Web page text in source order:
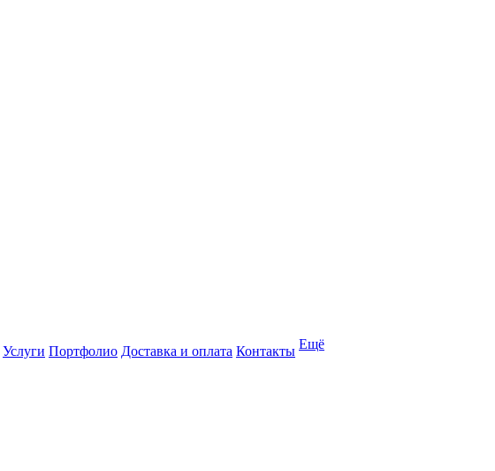
Услуги Портфолио Доставка и оплата Контакты Ещё